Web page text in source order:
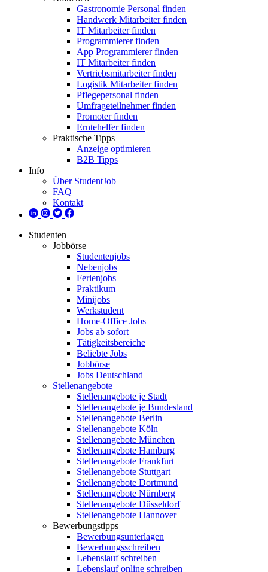
Gastronomie Personal finden
Handwerk Mitarbeiter finden
IT Mitarbeiter finden
Programmierer finden
App Programmierer finden
IT Mitarbeiter finden
Vertriebsmitarbeiter finden
Logistik Mitarbeiter finden
Pflegepersonal finden
Umfrageteilnehmer finden
Promoter finden
Erntehelfer finden
Praktische Tipps
Anzeige optimieren
B2B Tipps
Info
Über StudentJob
FAQ
Kontakt
Studenten
Jobbörse
Studentenjobs
Nebenjobs
Ferienjobs
Praktikum
Minijobs
Werkstudent
Home-Office Jobs
Jobs ab sofort
Tätigkeitsbereiche
Beliebte Jobs
Jobbörse
Jobs Deutschland
Stellenangebote
Stellenangebote je Stadt
Stellenangebote je Bundesland
Stellenangebote Berlin
Stellenangebote Köln
Stellenangebote München
Stellenangebote Hamburg
Stellenangebote Frankfurt
Stellenangebote Stuttgart
Stellenangebote Dortmund
Stellenangebote Nürnberg
Stellenangebote Düsseldorf
Stellenangebote Hannover
Bewerbungstipps
Bewerbungsunterlagen
Bewerbungsschreiben
Lebenslauf schreiben
Lebenslauf online schreiben